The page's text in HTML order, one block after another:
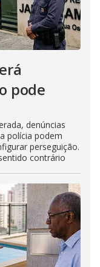
pode
denúncias
polícia podem
perseguição.
contrário